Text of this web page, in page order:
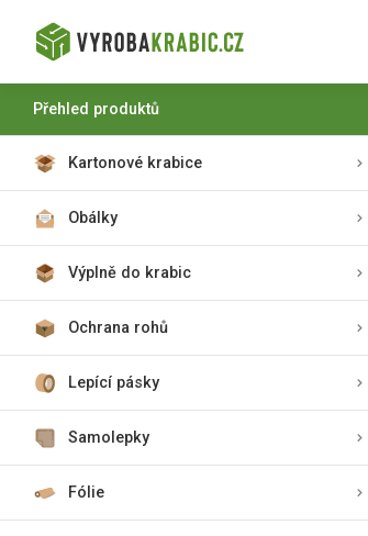
Přehled produktů
Kartonové krabice
Obálky
Výplně do krabic
Ochrana rohů
Lepící pásky
Samolepky
Fólie